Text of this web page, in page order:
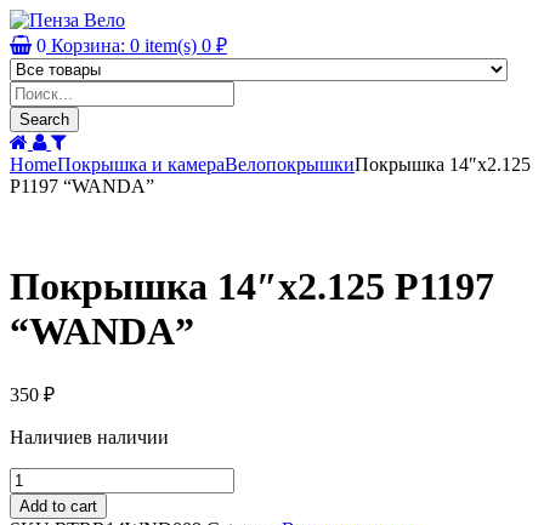
0 Корзина: 0 item(s) 0 ₽
Products
search
Search
HomeПокрышка и камераВелопокрышкиПокрышка 14″х2.125
P1197 “WANDA”
Покрышка 14″х2.125 P1197
“WANDA”
350 ₽
Наличиев наличии
Покрышка
14"х2.125
P1197
Add to cart